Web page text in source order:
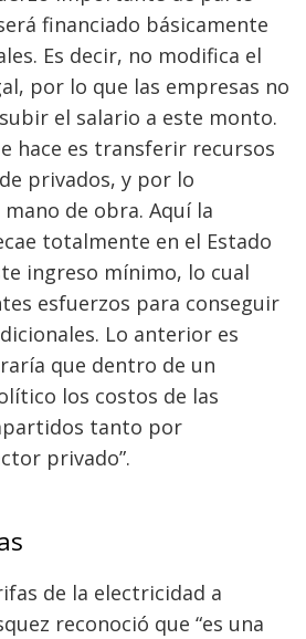
financiado básicamente
Es decir, no modifica el
por lo que las empresas no
el salario a este monto.
hace es transferir recursos
privados, y por lo
de obra. Aquí la
totalmente en el Estado
ingreso mínimo, lo cual
esfuerzos para conseguir
Lo anterior es
que dentro de un
los costos de las
tanto por
privado”.
de la electricidad a
reconoció que “es una